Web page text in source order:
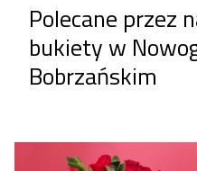
Polecane przez
bukiety w
Bobrzańskim